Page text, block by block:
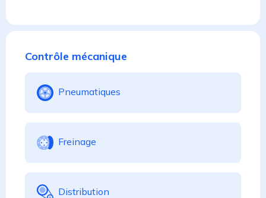
Contrôle mécanique
Pneumatiques
Freinage
Distribution